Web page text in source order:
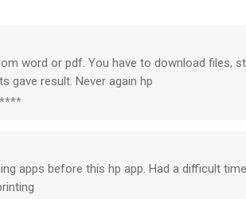
word or pdf. You have to download files,
gave result. Never again hp
apps before this hp app. Had a difficult